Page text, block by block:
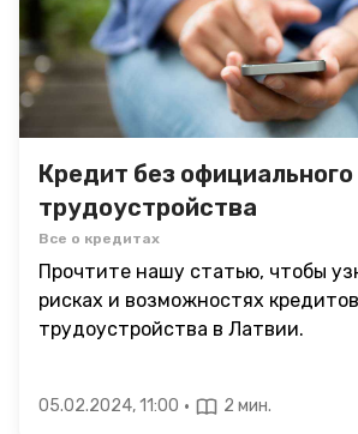
Кредит без официального
трудоустройства
Все о кредитах
Прочтите нашу статью, чтобы
рисках и возможностях
трудоустройства в Латвии.
05.02.2024, 11:00 · 2 мин.